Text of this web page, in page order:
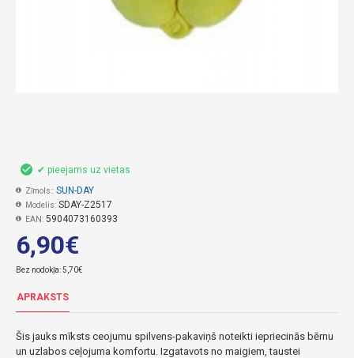
6,90€
Bez nodokļa: 5,70€
✔ pieejams uz vietas
Zīmols:: SUN-DAY
Modelis: SDAY-Z2517
EAN: 5904073160393
APRAKSTS
Šis jauks mīksts ceojumu spilvens-pakaviņš noteikti iepriecinās bērnu
un uzlabos ceļojuma komfortu. Izgatavots no maigiem, taustei